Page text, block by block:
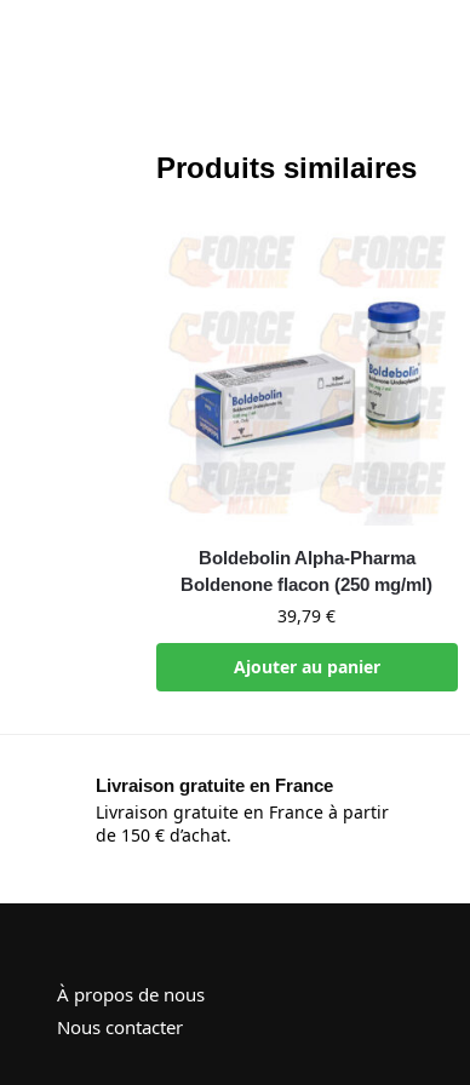
Produits similaires
Boldebolin Alpha-Pharma
Boldenone flacon (250 mg/ml)
39,79€
Ajouter au panier
Livraison gratuite en France
Livraison gratuite en France à partir
de 150 € d’achat.
À propos de nous
Nous contacter